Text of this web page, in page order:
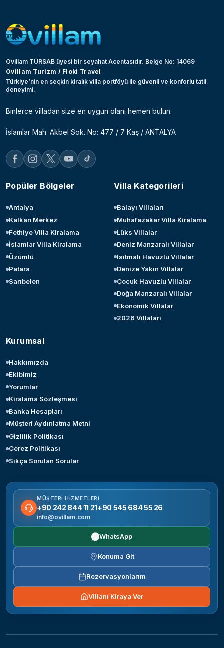
Ovillam TÜRSAB üyesi bir seyahat Acentasıdır. Belge No: 14069
Ovillam Turizm / Floki Travel
Türkiye’nin en seçkin kiralık villa portföyü ile güvenli ve konforlu tatil
deneyimi.
Binlerce villadan size en uygun olanı hemen bulun.
İslamlar Mah. Akbel Sok. No: 477 / 7 Kaş / ANTALYA
Popüler Bölgeler
Antalya
Kalkan Merkez
Fethiye Villa Kiralama
İslamlar Villa Kiralama
Üzümlü
Patara
Sarıbelen
Villa Kategorileri
Balayı Villaları
Muhafazakar Villa Kiralama
Lüks Villalar
Deniz Manzaralı Villalar
Isıtmalı Havuzlu Villalar
Denize Yakın Villalar
Çocuk Havuzlu Villalar
Doğa Manzaralı Villalar
Ekonomik Villalar
2026 Villaları
Kurumsal
Hakkımızda
Ekibimiz
Yorumlar
Kiralama Sözleşmesi
Banka Hesapları
Müşteri Aydınlatma Metni
Gizlilik Politikası
Çerez Politikası
Sıkça Sorulan Sorular
MÜŞTERI HIZMETLERI
+90 242 844 11 21+90 545 684 55 26
info@ovillam.com
WhatsApp
Konuma Git
Rezervasyonlarım
Villanı Kiraya Ver